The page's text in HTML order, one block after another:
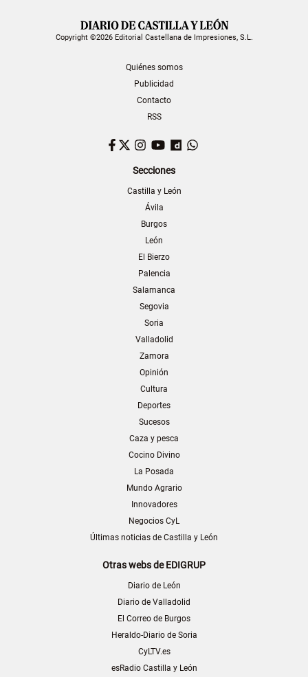
Copyright ©2026 Editorial Castellana de Impresiones, S.L.
Quiénes somos
Publicidad
Contacto
RSS
Facebook
TwitterInstagram
YouTubeDailymotion
Secciones
Castilla y León
Ávila
Burgos
León
El Bierzo
Palencia
Salamanca
Segovia
Soria
Valladolid
Zamora
Opinión
Cultura
Deportes
Sucesos
Caza y pesca
Cocino Divino
La Posada
Mundo Agrario
Innovadores
Negocios CyL
Últimas noticias de Castilla y León
Otras webs de EDIGRUP
Diario de León
Diario de Valladolid
El Correo de Burgos
Heraldo-Diario de Soria
CyLTV.es
esRadio Castilla y León